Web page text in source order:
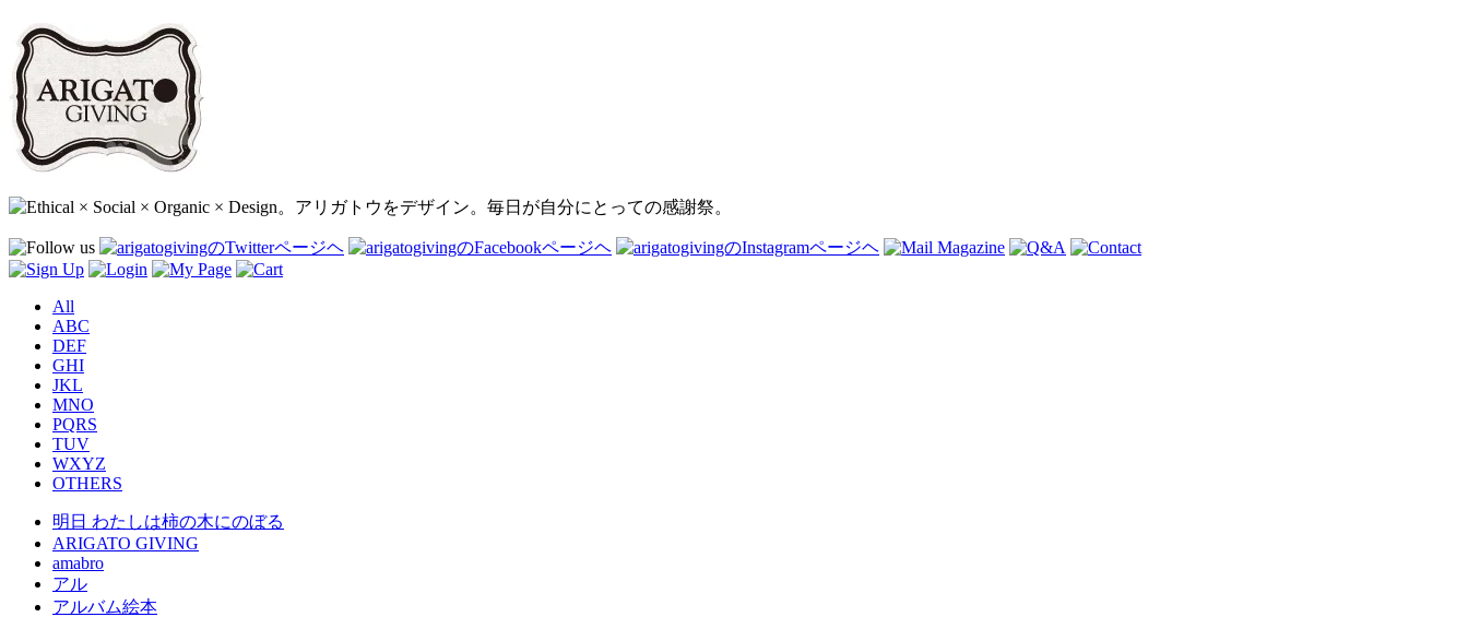
All
ABC
DEF
GHI
JKL
MNO
PQRS
TUV
WXYZ
OTHERS
明日 わたしは柿の木にのぼる
ARIGATO GIVING
amabro
アル
アルバム絵本